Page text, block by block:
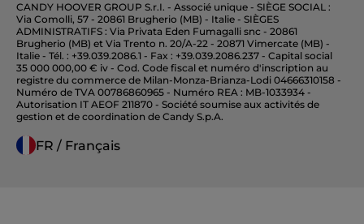
CANDY HOOVER GROUP S.r.I. - Associé unique - SIÈGE SOCIAL :
Via Comolli, 57 - 20861 Brugherio (MB) - Italie - SIÈGES
ADMINISTRATIFS : Via Privata Eden Fumagalli snc - 20861
Brugherio (MB) et Via Trento n. 20/A-22 - 20871 Vimercate (MB) -
Italie - Tél. : +39.039.2086.1 - Fax : +39.039.2086.237 - Capital social
35 000 000,00 € iv - Cod. Code fiscal et numéro d'inscription au
registre du commerce de Milan-Monza-Brianza-Lodi 04666310158 -
Numéro de TVA 00786860965 - Numéro REA : MB-1033934 -
Autorisation IT AEOF 211870 - Société soumise aux activités de
gestion et de coordination de Candy S.p.A.
FR / Français